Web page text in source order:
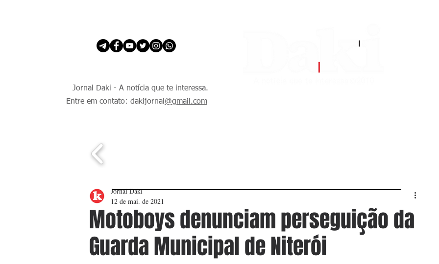
Jornal Daki - A notícia que te interessa.
Entre em contato: dakijornal @gmail.com
Motoboys denunciam perseguição da
Guarda Municipal de Niterói
Jornal Daki
12 de mai. de 2021